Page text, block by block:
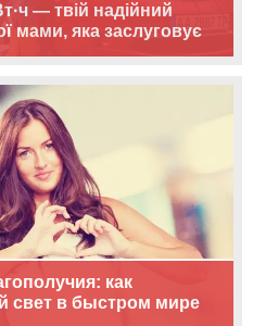
— твій надійний
мами, яка заслуговує
как
свет в быстром мире